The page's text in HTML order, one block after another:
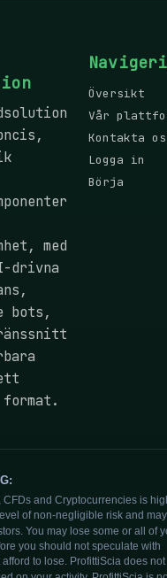
med
drivna
bots,
format.
Översikt
Vår
Kontakta
Logga in
Börja